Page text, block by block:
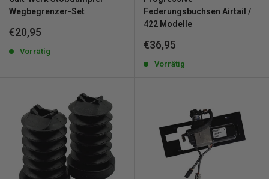
Wegbegrenzer-Set
Sonderpreis
€20,95
Vorrätig
Federungsbuchsen Airtail /
422 Modelle
Sonderpreis
€36,95
Vorrätig